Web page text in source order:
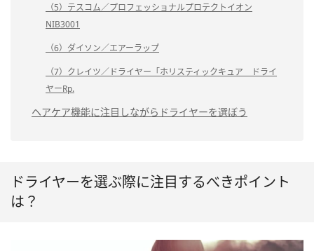
（5）テスコム／プロフェッショナルプロテクトイオン
NIB3001
（6）ダイソン／エアーラップ
（7）クレイツ／ドライヤー「ホリスティックキュア ドライ
ヤーRp.
ヘアケア機能に注目しながらドライヤーを選ぼう
ドライヤーを選ぶ際に注目するべきポイント
は？